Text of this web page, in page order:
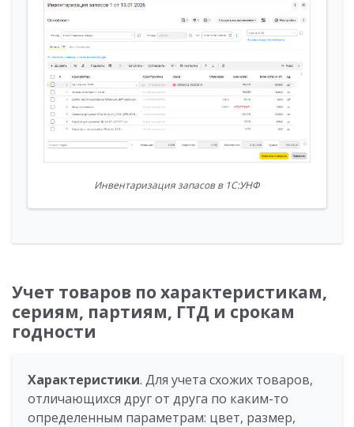
Инвентаризация запасов в 1С:УНФ
Учет товаров по характеристикам,
сериям, партиям, ГТД и срокам
годности
Характеристики. Для учета схожих товаров,
отличающихся друг от друга по каким-то
определенным параметрам: цвет, размер,